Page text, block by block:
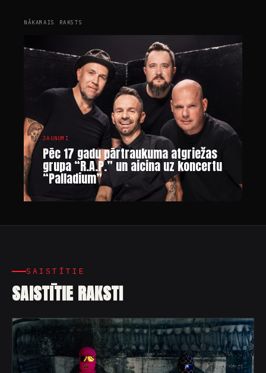
NĀKAMAIS RAKSTS
JAUNUMI
Pēc 17 gadu pārtraukuma atgriežas
grupa “R.A.P.” un aicina uz koncertu
“Palladium”
SAISTĪTIE
SAISTĪTIE RAKSTI